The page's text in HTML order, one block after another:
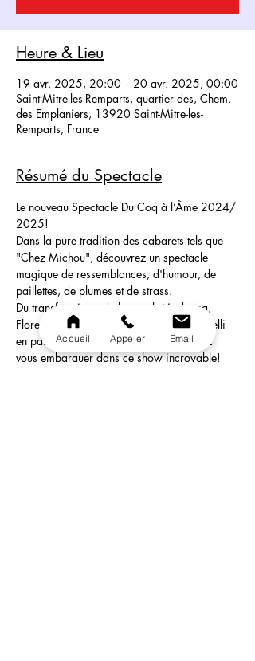
Heure & Lieu
19 avr. 2025, 20:00 – 20 avr. 2025, 00:00
Saint-Mitre-les-Remparts, quartier des, Chem.
des Emplaniers, 13920 Saint-Mitre-les-
Remparts, France
Résumé du Spectacle
Le nouveau Spectacle Du Coq à l’Âme 2024/
2025!
Dans la pure tradition des cabarets tels que
"Chez Michou", découvrez un spectacle
magique de ressemblances, d'humour, de
paillettes, de plumes et de strass.
Du transformisme de haut vol: Madonna,
Florent Pagny, Ariana Grande, liza Minnelli
en passant par Mylène Farmer ... Laissez
vous embarquer dans ce show incroyable!
Accueil Appeler Email